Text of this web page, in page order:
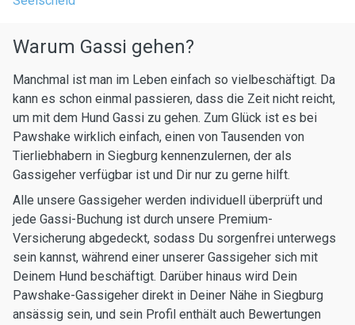
Warum Gassi gehen?
Manchmal ist man im Leben einfach so vielbeschäftigt. Da
kann es schon einmal passieren, dass die Zeit nicht reicht,
um mit dem Hund Gassi zu gehen. Zum Glück ist es bei
Pawshake wirklich einfach, einen von Tausenden von
Tierliebhabern in Siegburg kennenzulernen, der als
Gassigeher verfügbar ist und Dir nur zu gerne hilft.
Alle unsere Gassigeher werden individuell überprüft und
jede Gassi-Buchung ist durch unsere Premium-
Versicherung abgedeckt, sodass Du sorgenfrei unterwegs
sein kannst, während einer unserer Gassigeher sich mit
Deinem Hund beschäftigt. Darüber hinaus wird Dein
Pawshake-Gassigeher direkt in Deiner Nähe in Siegburg
ansässig sein, und sein Profil enthält auch Bewertungen